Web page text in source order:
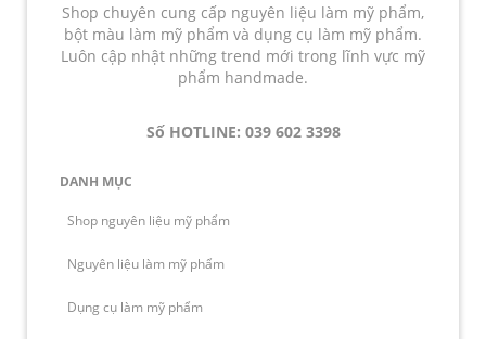
Shop chuyên cung cấp nguyên liệu làm mỹ phẩm,
bột màu làm mỹ phẩm và dụng cụ làm mỹ phẩm.
Luôn cập nhật những trend mới trong lĩnh vực mỹ
phẩm handmade.
Số HOTLINE: 039 602 3398
DANH MỤC
Shop nguyên liệu mỹ phẩm
Nguyên liệu làm mỹ phẩm
Dụng cụ làm mỹ phẩm